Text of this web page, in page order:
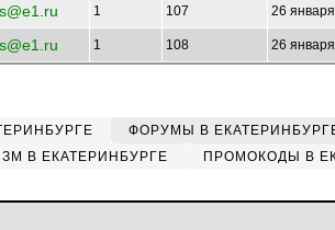
1 107 26
1 108 26
ФОРУМЫ В
В ЕКАТЕРИНБУРГЕ ПРОМОКОДЫ В